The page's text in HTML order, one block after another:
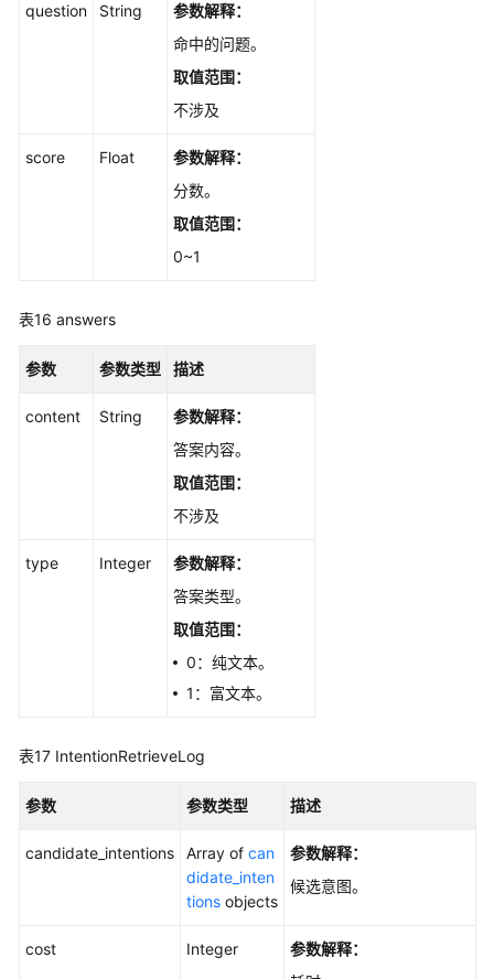
question String
参数解释：
命中的问题。
取值范围：
不涉及
score Float
参数解释：
分数。
取值范围：
0~1
表16 answers
参数 参数类型 描述
content String
参数解释：
答案内容。
取值范围：
不涉及
type Integer
参数解释：
答案类型。
取值范围：
0：纯文本。
1：富文本。
表17 IntentionRetrieveLog
参数 参数类型 描述
candidate_intentions Array of can
didate_inten
tions objects
参数解释：
候选意图。
cost Integer
参数解释：